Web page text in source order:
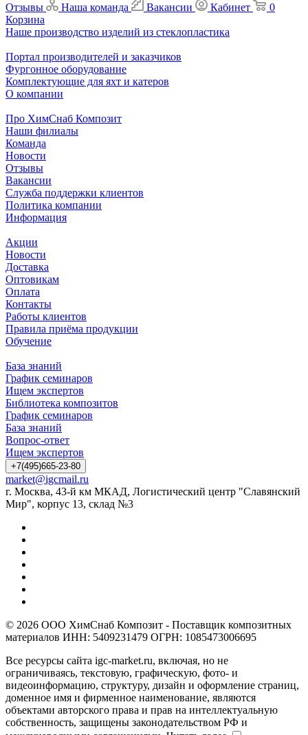
Отзывы
Наша команда Вакансии Кабинет
0
Корзина
Наше производство изделий из стеклопластика
Портал производителей и заказчиков
Фургонное оборудование
Комплектующие для яхт и катеров
О компании
Про ХимСнаб Композит
Наши филиалы
Команда
Новости
Отзывы
Вакансии
Служба поддержки клиентов
Политика компании
Информация
Акции
Новости
Доставка
Оптовикам
Оплата
Контакты
Работы клиентов
Правила приёма продукции
Обучение
База знаний
График семинаров
Ищем экспертов
Библиотека композитов
График семинаров
База знаний
Вопрос-ответ
Ищем экспертов
+7(495)665-23-80
market@igcmail.ru
г. Москва, 43-й км МКАД, Логистический центр "Славянский
Мир", корпус 13, склад №3
© 2026 ООО ХимСнаб Композит - Поставщик композитных
материалов ИНН: 5409231479 ОГРН: 1085473006695
Все ресурсы сайта igc-market.ru, включая, но не
ограничиваясь, текстовую, графическую, фото- и
видеоинформацию, структуру, дизайн и оформление страниц,
доменное имя и фирменное наименование, являются
объектами авторского права и прав на интеллектуальную
собственность, защищены законодательством РФ и